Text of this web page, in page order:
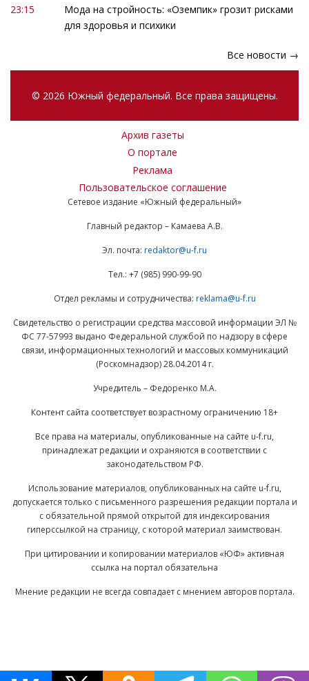
23:15
Мода на стройность: «Оземпик» грозит рисками
для здоровья и психики
Все новости →
© 2026 Южный федеральный. Все права защищены.
Архив газеты
О портале
Реклама
Пользовательское соглашение
Сетевое издание «Южный федеральный»
Главный редактор – Камаева А.В.
Эл. почта: redaktor@u-f.ru
Тел.: +7 (985) 990-99-90
Отдел рекламы и сотрудничества: reklama@u-f.ru
Свидетельство о регистрации средства массовой информации ЭЛ №
ФС 77-57993 выдано Федеральной службой по надзору в сфере
связи, информационных технологий и массовых коммуникаций
(Роскомнадзор) 28.04.2014 г.
Учредитель – Федоренко М.А.
Контент сайта соответствует возрастному ограничению 18+
Все права на материалы, опубликованные на сайте u-f.ru,
принадлежат редакции и охраняются в соответствии с
законодательством РФ.
Использование материалов, опубликованных на сайте u-f.ru,
допускается только с письменного разрешения редакции портала и
с обязательной прямой открытой для индексирования
гиперссылкой на страницу, с которой материал заимствован.
При цитировании и копировании материалов «ЮФ» активная
ссылка на портал обязательна
Мнение редакции не всегда совпадает с мнением авторов портала.